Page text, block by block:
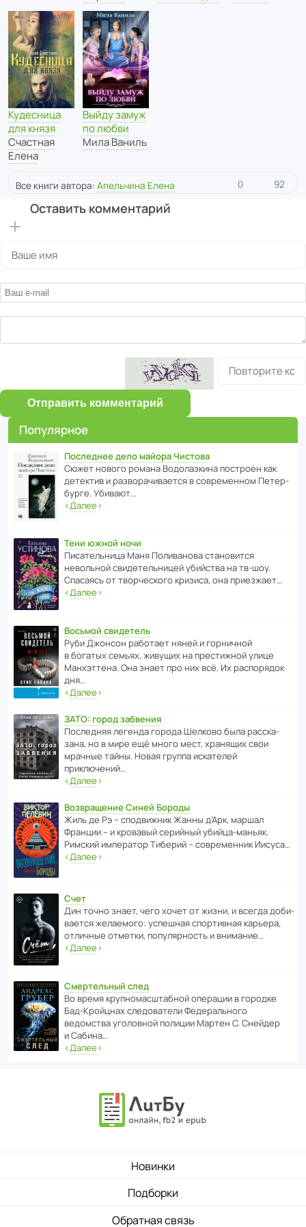
Кудесница
для князя
Счастная
Елена
Выйду замуж
по любви
Мила Ваниль
Все книги автора: Апельчина Елена 0 92
Оставить комментарий
Отправить комментарий
Популярное
Последнее дело майора Чистова
Сюжет нового романа Водо­ла­з­кина пост­роен как
дете­ктив и разво­ра­чи­ва­ется в совре­менном Пете­р­
бурге. Убивают…
‹Далее›
Тени южной ночи
Писа­тель­ница Маня Поли­ва­нова стано­вится
невольной свиде­тель­ницей убийства на тв-шоу.
Спасаясь от твор­че­с­кого кризиса, она приезжает…
‹Далее›
Восьмой свидетель
Руби Джонсон рабо­тает няней и горни­чной
в богатых семьях, живущих на прес­ти­жной улице
Манх­эт­тена. Она знает про них всё. Их распо­рядок
дня…
‹Далее›
ЗАТО: город забвения
После­дняя легенда города Шелково была расска­
зана, но в мире ещё много мест, хранящих свои
мрачные тайны. Новая группа иска­телей
приключений…
‹Далее›
Возвращение Синей Бороды
Жиль де Рэ – спод­ви­жник Жанны д’Арк, маршал
Франции – и кровавый серийный убийца-маньяк.
Римский импе­ратор Тиберий – совре­менник Иисуса…
‹Далее›
Счет
Дин точно знает, чего хочет от жизни, и всегда доби­
ва­ется жела­е­мого: успе­шная спор­ти­вная карьера,
отли­чные отметки, попу­ля­р­ность и внимание…
‹Далее›
Смертельный след
Во время круп­но­мас­ш­та­бной операции в городке
Бад‑Крой­цнах следо­ва­тели Феде­раль­ного
ведомства уголо­вной полиции Мартен С. Снейдер
и Сабина…
‹Далее›
Новинки
Подборки
Обратная связь